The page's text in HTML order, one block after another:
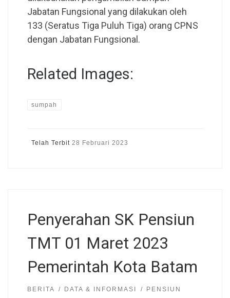
Jabatan Fungsional yang dilakukan oleh
133 (Seratus Tiga Puluh Tiga) orang CPNS
dengan Jabatan Fungsional.
Related Images:
sumpah
Telah Terbit 28 Februari 2023
Penyerahan SK Pensiun
TMT 01 Maret 2023
Pemerintah Kota Batam
BERITA DATA & INFORMASI PENSIUN